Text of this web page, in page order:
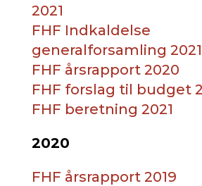
2021
FHF Indkaldelse
generalforsamling 2021
FHF årsrapport 2020
FHF forslag til budget
FHF beretning 2021
2020
FHF årsrapport 2019